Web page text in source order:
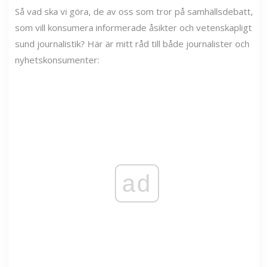
Så vad ska vi göra, de av oss som tror på samhällsdebatt,
som vill konsumera informerade åsikter och vetenskapligt
sund journalistik? Här är mitt råd till både journalister och
nyhetskonsumenter:
ad